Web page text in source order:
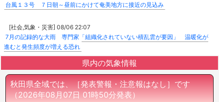
台風１３号 ７日朝～昼前にかけて奄美地方に接近の見込み
[社会,気象・災害] 08/06 22:07
7月の記録的な大雨 専門家「組織化されていない積乱雲が要因」 温暖化が
進むと発生頻度が増える恐れ
県内の気象情報
秋田県全域では、［発表警報・注意報はなし］です
（2026年08月07日 01時50分発表）